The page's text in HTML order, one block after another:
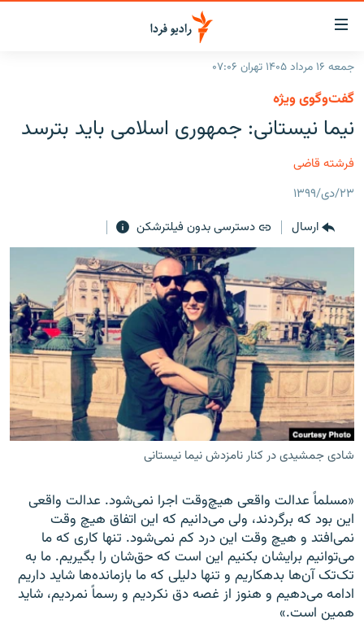
لینک‌های
قابلیت
دسترسی
بازگشت
بازگشت
منوی
اصلی
جستجو
صفحه اصلی
ایران
جهان
رادیو
انتخاب کنید و بشنوید
برنامه‌های رادیویی
پادکست
چندرسانه‌ای
گزارش‌های ویدئویی
English
به ما بپیوندید
زبان‌های دیگر
جمعه ۱۶ مرداد ۱۴۰۵ تهران ۰۷:۰۶
گفت‌وگوی ویژه
نیما نیستانی: جمهوری اسلامی باید بترسد
فرشته قاضی
۲۳/دی/۱۳۹۹
ارسال
دسترسی بدون فیلترشکن
شادی جمشیدی در کنار نامزدش نیما نیستانی
«مسلماً عدالت واقعی هیچ‌وقت اجرا نمی‌شود. عدالت واقعی
این بود که برگردند، ولی می‌دانیم که این اتفاق هیچ وقت
نمی‌افتد و هیچ وقت این درد کم نمی‌شود. تنها کاری که ما
می‌توانیم برایشان بکنیم این است که حق‌شان را بگیریم. ما به
تک‌تک آن‌ها بدهکاریم و تنها دلیلی که ما بازمانده‌ها شاید داریم
ادامه می‌دهیم و هنوز از غصه دق نکردیم و رسماً نمردیم، شاید
همین است.»